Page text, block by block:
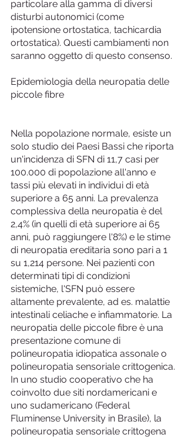
particolare alla gamma di diversi
disturbi autonomici (come
ipotensione ortostatica, tachicardia
ortostatica). Questi cambiamenti non
saranno oggetto di questo consenso.
Epidemiologia della neuropatia delle
piccole fibre
Nella popolazione normale, esiste un
solo studio dei Paesi Bassi che riporta
un'incidenza di SFN di 11,7 casi per
100.000 di popolazione all'anno e
tassi più elevati in individui di età
superiore a 65 anni. La prevalenza
complessiva della neuropatia è del
2,4% (in quelli di età superiore ai 65
anni, può raggiungere l'8%) e le stime
di neuropatia ereditaria sono pari a 1
su 1,214 persone. Nei pazienti con
determinati tipi di condizioni
sistemiche, l'SFN può essere
altamente prevalente, ad es. malattie
intestinali celiache e infiammatorie. La
neuropatia delle piccole fibre è una
presentazione comune di
polineuropatia idiopatica assonale o
polineuropatia sensoriale crittogenica.
In uno studio cooperativo che ha
coinvolto due siti nordamericani e
uno sudamericano (Federal
Fluminense University in Brasile), la
polineuropatia sensoriale crittogena